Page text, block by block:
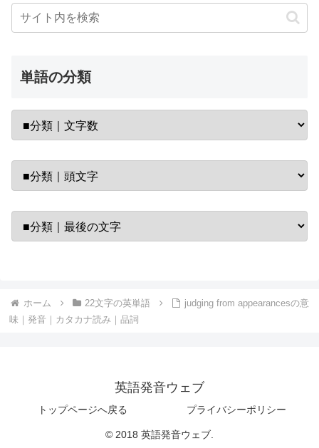
単語の分類
ホーム 22文字の英単語
judging from appearancesの意
味｜発音｜カタカナ読み｜品詞
英語発音ウェブ
トップページへ戻る プライバシーポリシー
© 2018 英語発音ウェブ.